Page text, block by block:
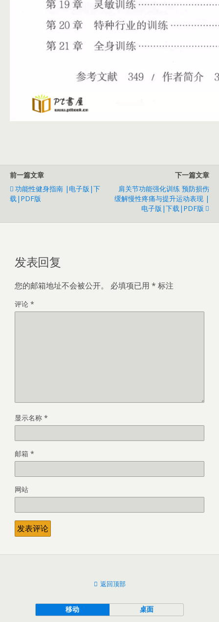
前一篇文章
功能性健身指南 |电子版|下
载|PDF版
下一篇文章
肩关节功能强化训练 预防损伤
缓解慢性疼痛与提升运动表现 |
电子版|下载|PDF版
发表回复
您的邮箱地址不会被公开。 必填项已用 * 标注
评论 *
显示名称 *
邮箱 *
网站
返回顶部
移动 桌面